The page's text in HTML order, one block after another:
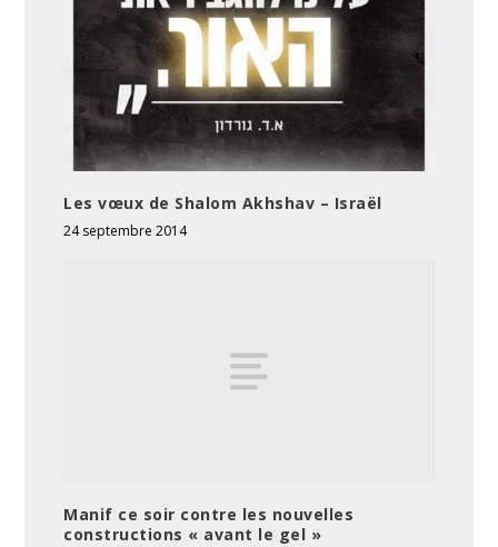
Les vœux de Shalom Akhshav – Israël
24 septembre 2014
Manif ce soir contre les nouvelles
constructions « avant le gel »